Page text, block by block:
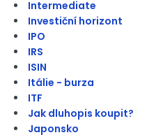
Intermediate
Investiční horizont
IPO
IRS
ISIN
Itálie - burza
ITF
Jak dluhopis koupit?
Japonsko